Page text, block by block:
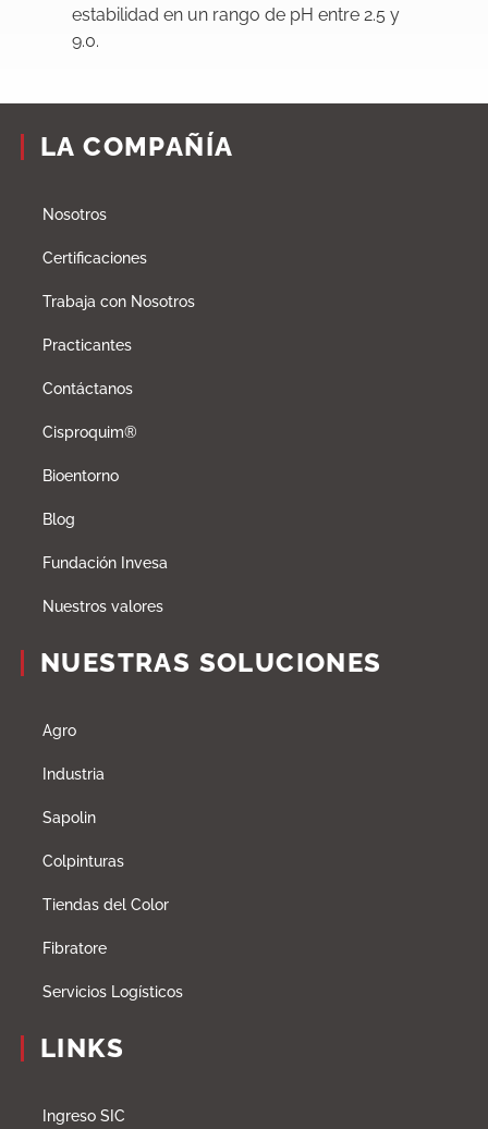
estabilidad en un rango de pH entre 2.5 y
9.0.
LA COMPAÑÍA
Nosotros
Certificaciones
Trabaja con Nosotros
Practicantes
Contáctanos
Cisproquim®
Bioentorno
Blog
Fundación Invesa
Nuestros valores
NUESTRAS SOLUCIONES
Agro
Industria
Sapolin
Colpinturas
Tiendas del Color
Fibratore
Servicios Logísticos
LINKS
Ingreso SIC